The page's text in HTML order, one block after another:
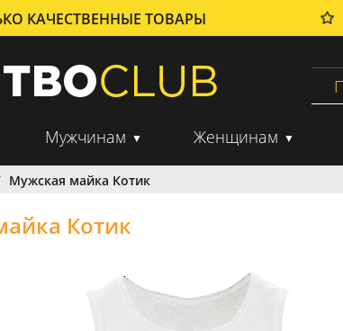
КАЧЕСТВЕННЫЕ ТОВАРЫ
Мужчинам Женщинам
Мужская майка Котик
Котик